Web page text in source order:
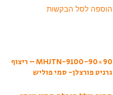
הוספה לסל הבקשות
MHJTN-9100-90×90 – ריצוף
גרניט פורצלן- סמי פוליש